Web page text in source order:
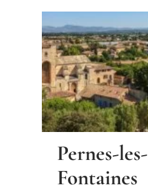
Pernes-les-
Fontaines